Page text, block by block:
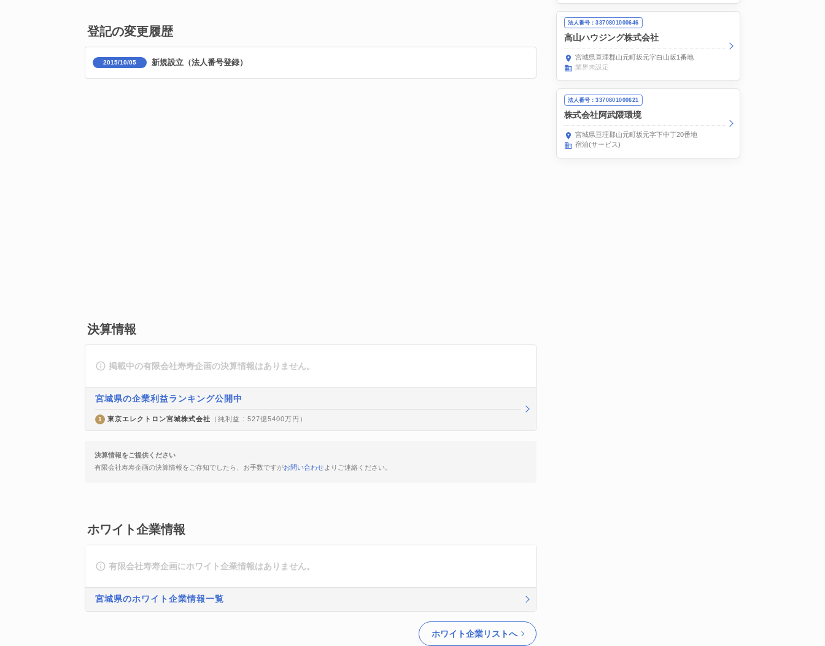
登記の変更履歴
2015/10/05 新規設立（法人番号登録）
決算情報
掲載中の有限会社寿寿企画の決算情報はありません。
宮城県の企業利益ランキング公開中
1 東京エレクトロン宮城株式会社 （純利益 : 527億5400万円）
決算情報をご提供ください
有限会社寿寿企画の決算情報をご存知でしたら、お手数ですがお問い合わせよりご連絡ください。
ホワイト企業情報
有限会社寿寿企画にホワイト企業情報はありません。
宮城県のホワイト企業情報一覧
ホワイト企業リストへ
法人番号：3370801000646
高山ハウジング株式会社
宮城県亘理郡山元町坂元字白山坂1番地
業界未設定
法人番号：3370801000621
株式会社阿武隈環境
宮城県亘理郡山元町坂元字下中丁20番地
宿泊(サービス)